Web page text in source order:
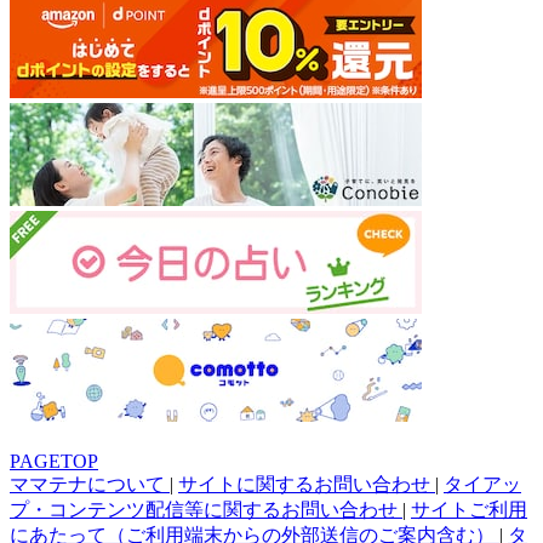
PAGETOP
ママテナについて | サイトに関するお問い合わせ | タイアッ
プ・コンテンツ配信等に関するお問い合わせ | サイトご利用
にあたって（ご利用端末からの外部送信のご案内含む） | タ